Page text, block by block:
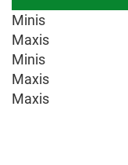
Minis
Maxis
Minis
Maxis
Maxis